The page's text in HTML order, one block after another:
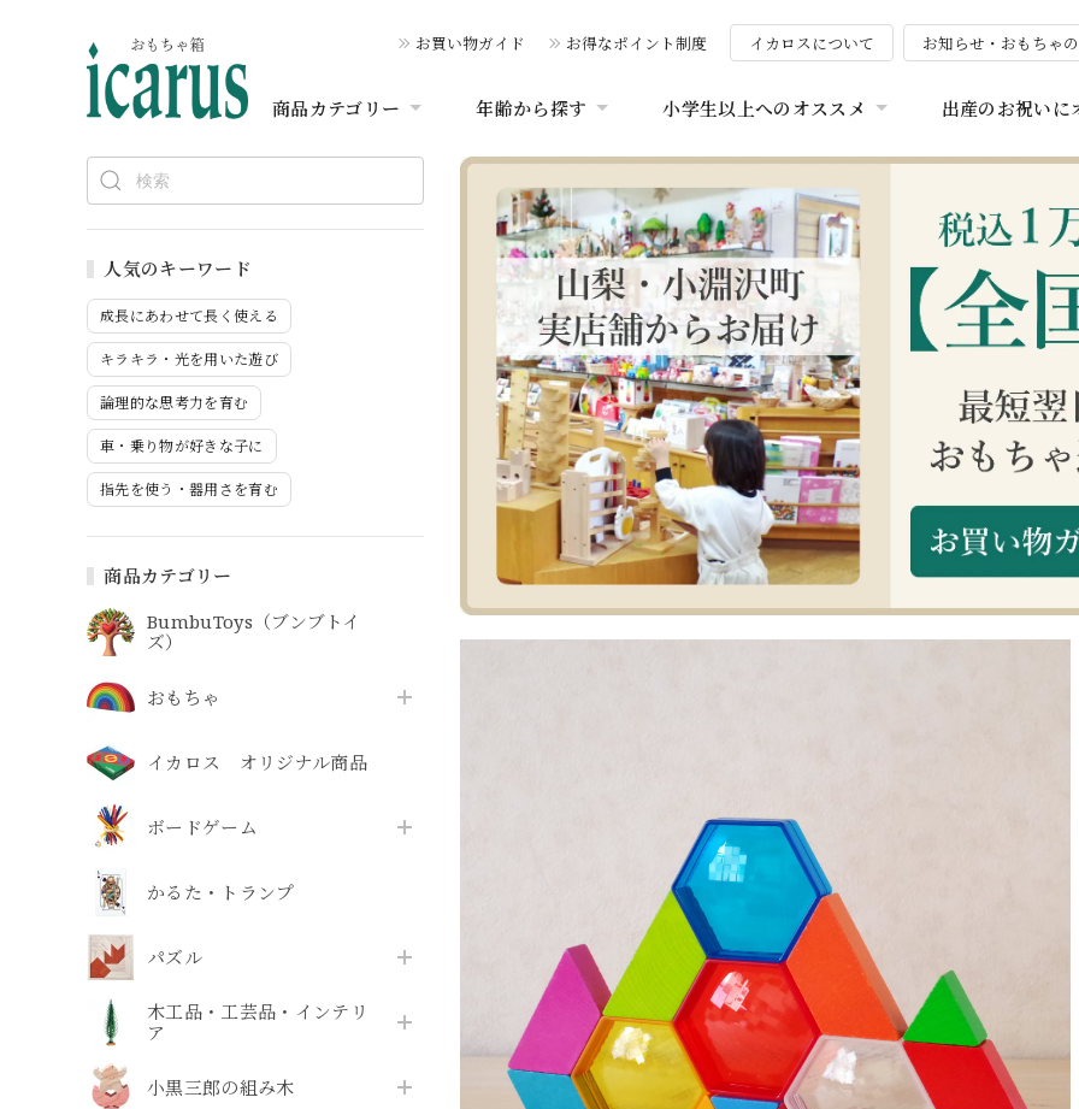
お買い物ガイド お得なポイント制度 イカロスについて お知らせ・おもちゃ
商品カテゴリー 年齢から探す 小学生以上へのオススメ 出産のお祝いに
人気のキーワード
成長にあわせて長く使える
キラキラ・光を用いた遊び
論理的な思考力を育む
車・乗り物が好きな子に
指先を使う・器用さを育む
商品カテゴリー
BumbuToys（ブンブトイ
ズ）
おもちゃ
イカロス オリジナル商品
ボードゲーム
かるた・トランプ
パズル
木工品・工芸品・インテリ
ア
小黒三郎の組み木